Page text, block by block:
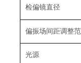
检偏镜直径
偏振场间距调整
光源